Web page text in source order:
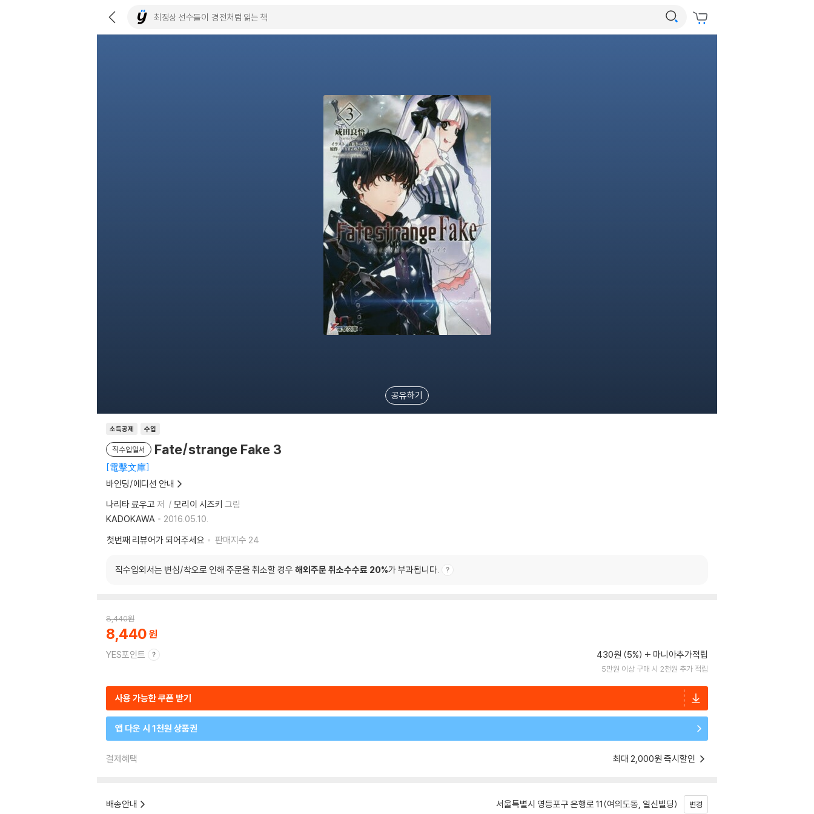
공유하기
소득공제 수입
직수입일서 Fate/strange Fake 3
電擊文庫
바인딩/에디션 안내
나리타 료우고 저 모리이 시즈키 그림
KADOKAWA
2016.05.10.
첫번째 리뷰어가 되어주세요
판매지수 24
직수입외서는 변심/착오로 인해 주문을 취소할 경우 해외주문 취소수수료 20%가 부과됩니다.
8,440원
8,440
YES포인트 430원 (5%) 마니아추가적립
5만원 이상 구매 시 2천원 추가 적립
사용 가능한 쿠폰 받기
앱 다운 시 1천원 상품권
결제혜택 최대 2,000원 즉시할인
배송안내 서울특별시 영등포구 은행로 11(여의도동, 일신빌딩) 변경